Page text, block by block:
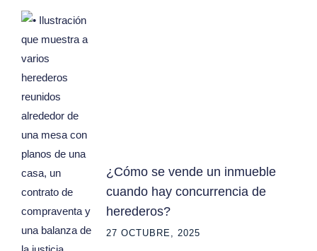
¿Cómo se vende un inmueble
cuando hay concurrencia de
herederos?
27 OCTUBRE, 2025